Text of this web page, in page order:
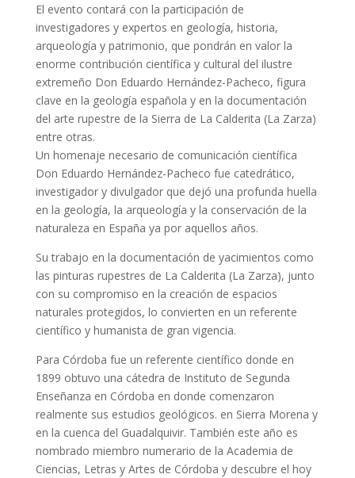
El evento contará con la participación de
investigadores y expertos en geología, historia,
arqueología y patrimonio, que pondrán en valor la
enorme contribución científica y cultural del ilustre
extremeño Don Eduardo Hernández-Pacheco, figura
clave en la geología española y en la documentación
del arte rupestre de la Sierra de La Calderita (La Zarza)
entre otras.
Un homenaje necesario de comunicación científica
Don Eduardo Hernández-Pacheco fue catedrático,
investigador y divulgador que dejó una profunda huella
en la geología, la arqueología y la conservación de la
naturaleza en España ya por aquellos años.
Su trabajo en la documentación de yacimientos como
las pinturas rupestres de La Calderita (La Zarza), junto
con su compromiso en la creación de espacios
naturales protegidos, lo convierten en un referente
científico y humanista de gran vigencia.
Para Córdoba fue un referente científico donde en
1899 obtuvo una cátedra de Instituto de Segunda
Enseñanza en Córdoba en donde comenzaron
realmente sus estudios geológicos. en Sierra Morena y
en la cuenca del Guadalquivir. También este año es
nombrado miembro numerario de la Academia de
Ciencias, Letras y Artes de Córdoba y descubre el hoy